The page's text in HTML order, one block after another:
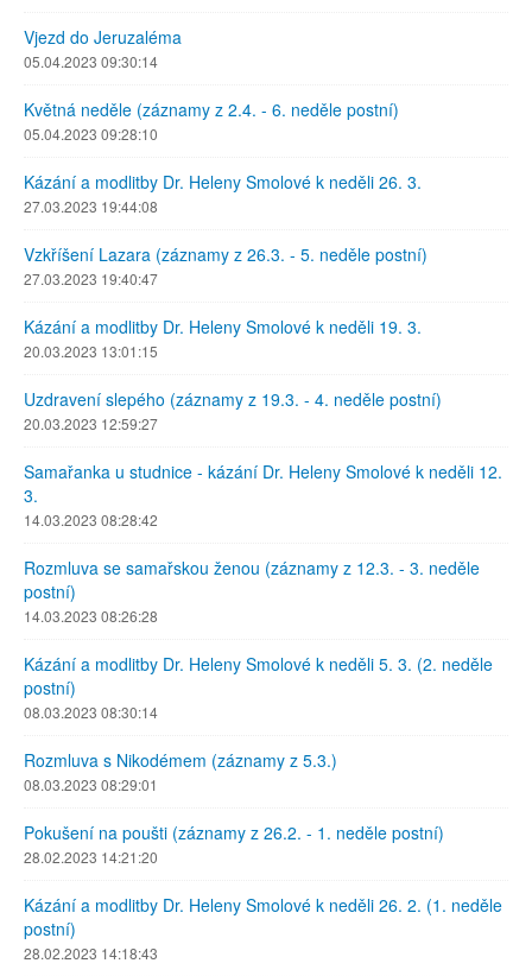
Vjezd do Jeruzaléma
05.04.2023 09:30:14
Květná neděle (záznamy z 2.4. - 6. neděle postní)
05.04.2023 09:28:10
Kázání a modlitby Dr. Heleny Smolové k neděli 26. 3.
27.03.2023 19:44:08
Vzkříšení Lazara (záznamy z 26.3. - 5. neděle postní)
27.03.2023 19:40:47
Kázání a modlitby Dr. Heleny Smolové k neděli 19. 3.
20.03.2023 13:01:15
Uzdravení slepého (záznamy z 19.3. - 4. neděle postní)
20.03.2023 12:59:27
Samařanka u studnice - kázání Dr. Heleny Smolové k neděli 12.
3.
14.03.2023 08:28:42
Rozmluva se samařskou ženou (záznamy z 12.3. - 3. neděle
postní)
14.03.2023 08:26:28
Kázání a modlitby Dr. Heleny Smolové k neděli 5. 3. (2. neděle
postní)
08.03.2023 08:30:14
Rozmluva s Nikodémem (záznamy z 5.3.)
08.03.2023 08:29:01
Pokušení na poušti (záznamy z 26.2. - 1. neděle postní)
28.02.2023 14:21:20
Kázání a modlitby Dr. Heleny Smolové k neděli 26. 2. (1. neděle
postní)
28.02.2023 14:18:43